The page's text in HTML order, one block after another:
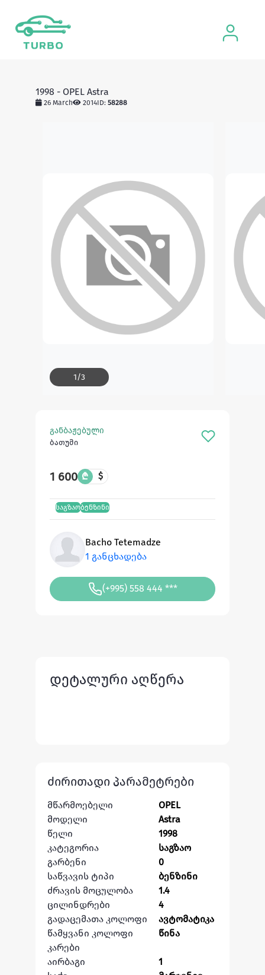
1998 - OPEL Astra
26 March 2014ID: 58288
1/3
განბაჟებული
ბათუმი
1 600 ₾ $
საგზაობენზინი
Bacho Tetemadze
1 განცხადება
(+995) 558 444 ***
დეტალური აღწერა
ძირითადი პარამეტრები
მწარმოებელი
OPEL
მოდელი
Astra
წელი
1998
კატეგორია
საგზაო
გარბენი
0
საწვავის ტიპი
ბენზინი
ძრავის მოცულობა
1.4
ცილინდრები
4
გადაცემათა კოლოფი
ავტომატიკა
წამყვანი კოლოფი
წინა
კარები
აირბაგი
1